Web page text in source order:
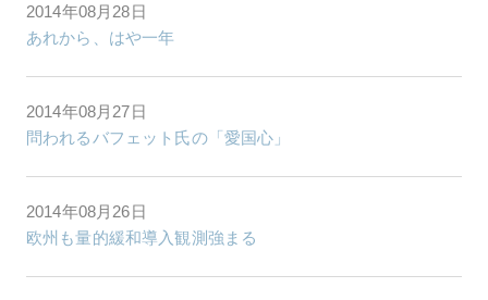
2014年08月28日
あれから、はや一年
2014年08月27日
問われるバフェット氏の「愛国心」
2014年08月26日
欧州も量的緩和導入観測強まる